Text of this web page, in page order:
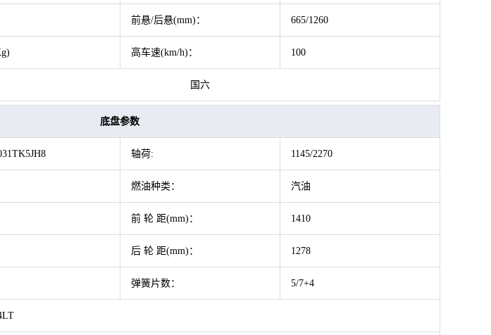
前悬/后悬(mm)： 665/1260
高车速(km/h)： 100
国六
底盘参数
轴荷: 1145/2270
燃油种类： 汽油
前 轮 距(mm)： 1410
后 轮 距(mm)： 1278
弹簧片数： 5/7+4